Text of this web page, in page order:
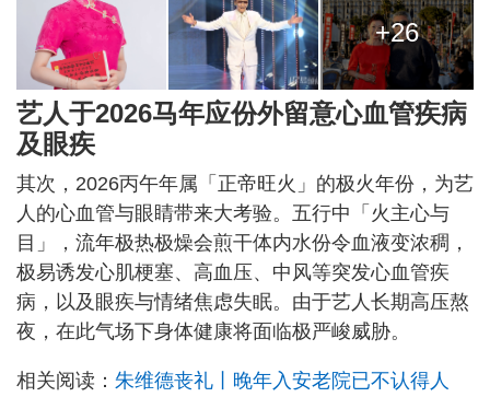
+26
艺人于2026马年应份外留意心血管疾病
及眼疾
其次，2026丙午年属「正帝旺火」的极火年份，为艺
人的心血管与眼睛带来大考验。五行中「火主心与
目」，流年极热极燥会煎干体内水份令血液变浓稠，
极易诱发心肌梗塞、高血压、中风等突发心血管疾
病，以及眼疾与情绪焦虑失眠。由于艺人长期高压熬
夜，在此气场下身体健康将面临极严峻威胁。
相关阅读： 朱维德丧礼丨晚年入安老院已不认得人